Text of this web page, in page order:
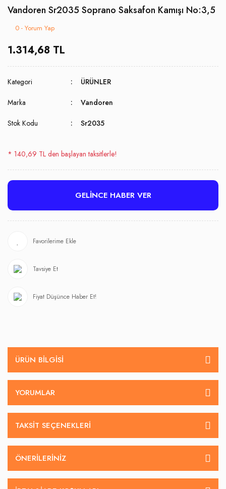
Vandoren Sr2035 Soprano Saksafon Kamışı No:3,5
0 - Yorum Yap
1.314,68 TL
Kategori ÜRÜNLER
Marka Vandoren
Stok Kodu Sr2035
* 140,69 TL den başlayan taksitlerle!
GELİNCE HABER VER
Tavsiye Et
Fiyat Düşünce Haber Et!
ÜRÜN BILGISI
YORUMLAR
TAKSIT SEÇENEKLERI
ÖNERILERINIZ